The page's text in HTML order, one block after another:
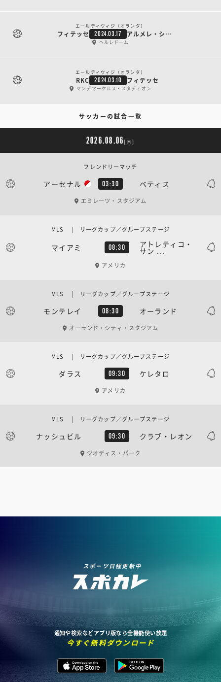
エールディヴィジ（オランダ）
フィテッセ 2024.03.17 アルメレ・シティ
ヘルレドーム
エールディヴィジ（オランダ）
RKC 2024.03.10 フィテッセ
マンデマーケルス・スタディオン
サッカーの試合一覧
2026.08.06 [木]
アーセナル 03:30 ベティス
フレンドリーマッチ
エミレーツ・スタジアム
マイアミ 08:30 アトレティコ・
サン ...
MLS | リーグカップ／グループステージ
アメリカ
モンテレイ 08:30 オーランド
MLS | リーグカップ／グループステージ
オーランド・シティ・スタジアム
ダラス 09:30 ケレタロ
MLS | リーグカップ／グループステージ
アメリカ
ナッシュビル 09:30 クラブ・レオン
MLS | リーグカップ／グループステージ
ジオディス・パーク
スポーツ日程更新中
通知や検索などアプリ版なら全機能使い放題
今すぐ無料ダウンロード